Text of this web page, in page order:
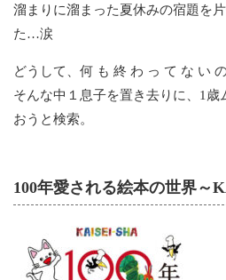
溜まりに溜まった夏休みの宿題を
た…涙
どうして、何 も 終 わ っ て な い
そんな中１息子を置き去りに、1歳
おうと検索。
100年愛される絵本の世界～